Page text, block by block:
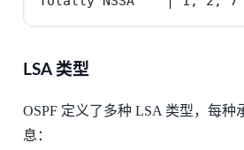
LSA 类型
OSPF 定义了多种 LSA 类型，每种
息：